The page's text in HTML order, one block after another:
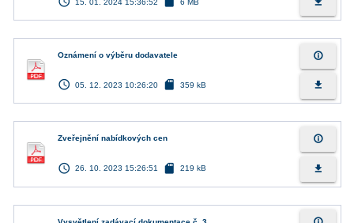
file_download
Oznámení o výběru dodavatele
access_time 05. 12. 2023 10:26:20 sd_card 359 kB
info_outline
file_download
Zveřejnění nabídkových cen
access_time 26. 10. 2023 15:26:51 sd_card 219 kB
info_outline
file_download